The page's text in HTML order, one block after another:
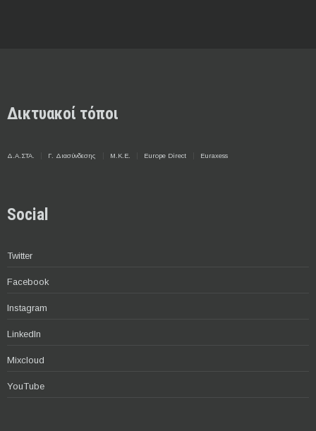
Δικτυακοί τόποι
Δ.Α.ΣΤΑ. Γ. Διασύνδεσης Μ.Κ.Ε. Europe Direct Euraxess
Social
Twitter
Facebook
Instagram
LinkedIn
Mixcloud
YouTube